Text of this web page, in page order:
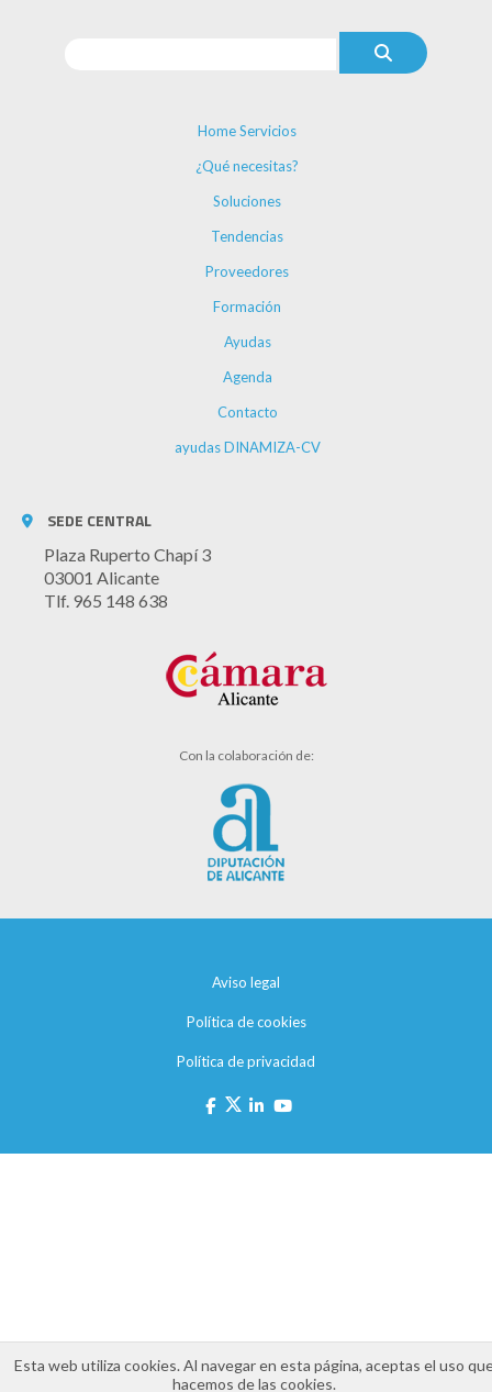
Home Servicios
¿Qué necesitas?
Soluciones
Tendencias
Proveedores
Formación
Ayudas
Agenda
Contacto
ayudas DINAMIZA-CV
SEDE CENTRAL
Plaza Ruperto Chapí 3
03001 Alicante
Tlf. 965 148 638
Con la colaboración de:
Aviso legal
Política de cookies
Política de privacidad
Esta web utiliza cookies. Al navegar en esta página, aceptas el uso
hacemos de las cookies.